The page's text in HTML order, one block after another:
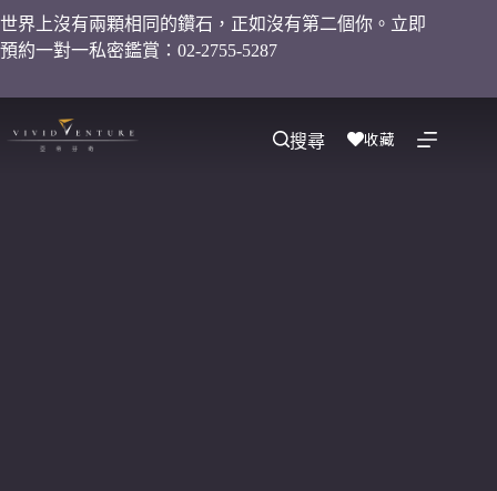
世界上沒有兩顆相同的鑽石，正如沒有第二個你。立即
預約一對一私密鑑賞：02-2755-5287
搜尋 收藏